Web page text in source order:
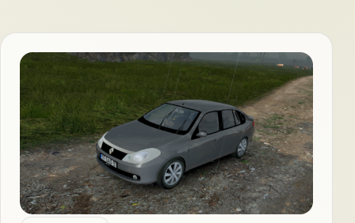
Hakkımda
Blog